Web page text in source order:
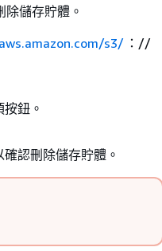
儲存貯體。
s3/ ：//
鈕。
認刪除儲存貯體。